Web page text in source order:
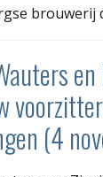
brouwerij
(4